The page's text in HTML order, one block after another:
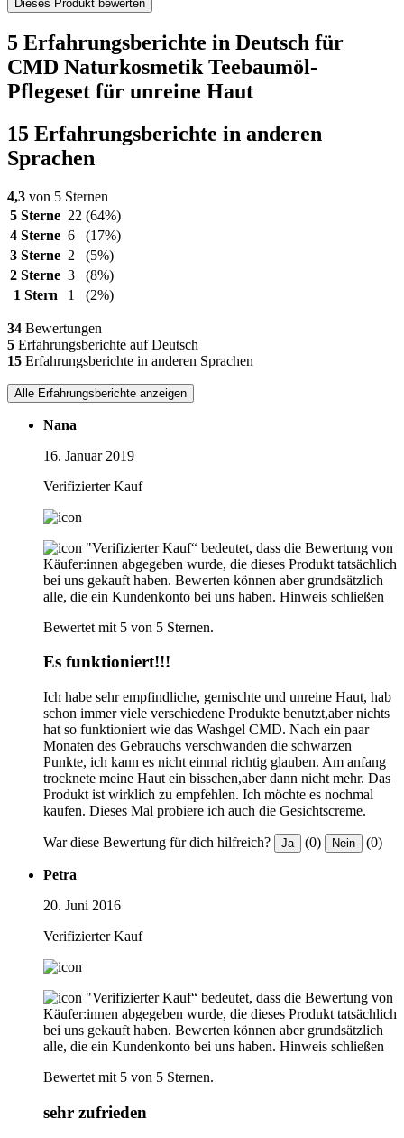
Dieses Produkt bewerten
5 Erfahrungsberichte in Deutsch für
CMD Naturkosmetik Teebaumöl-
Pflegeset für unreine Haut
15 Erfahrungsberichte in anderen
Sprachen
4,3 von 5 Sternen
5 Sterne 22 (64%)
4 Sterne 6
(17%)
3 Sterne 2
(5%)
2 Sterne 3
(8%)
1 Stern
1 (2%)
34 Bewertungen
5 Erfahrungsberichte auf Deutsch
15 Erfahrungsberichte in anderen Sprachen
Alle Erfahrungsberichte anzeigen
Nana
16. Januar 2019
Verifizierter Kauf
"Verifizierter Kauf“ bedeutet, dass die Bewertung von
Käufer:innen abgegeben wurde, die dieses Produkt tatsächlich
bei uns gekauft haben. Bewerten können aber grundsätzlich
alle, die ein Kundenkonto bei uns haben. Hinweis schließen
Bewertet mit 5 von 5 Sternen.
Es funktioniert!!!
Ich habe sehr empfindliche, gemischte und unreine Haut, hab
schon immer viele verschiedene Produkte benutzt,aber nichts
hat so funktioniert wie das Washgel CMD. Nach ein paar
Monaten des Gebrauchs verschwanden die schwarzen
Punkte, ich kann es nicht einmal richtig glauben. Am anfang
trocknete meine Haut ein bisschen,aber dann nicht mehr. Das
Produkt ist wirklich zu empfehlen. Ich möchte es nochmal
kaufen. Dieses Mal probiere ich auch die Gesichtscreme.
War diese Bewertung für dich hilfreich? Ja (0) Nein (0)
Petra
20. Juni 2016
Verifizierter Kauf
"Verifizierter Kauf“ bedeutet, dass die Bewertung von
Käufer:innen abgegeben wurde, die dieses Produkt tatsächlich
bei uns gekauft haben. Bewerten können aber grundsätzlich
alle, die ein Kundenkonto bei uns haben. Hinweis schließen
Bewertet mit 5 von 5 Sternen.
sehr zufrieden